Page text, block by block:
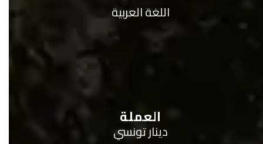
اللغة العربية
العملة
دينار تونسي